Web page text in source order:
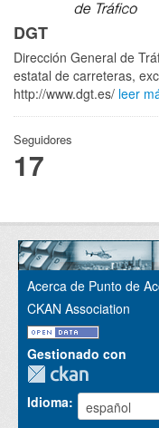
DGT
Dirección General de
estatal de carreteras,
http://www.dgt.es/ leer
Seguidores
17
Acerca de Punto de
CKAN Association
Gestionado con
Idioma